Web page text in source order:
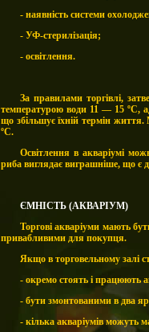
- наявність системи
- УФ-стерилізація;
- освітлення.
За правилами торгівлі,
температурою води 11 — 15 ºС,
що збільшує їхній термін
ºС.
Освітлення в акваріумі
риба виглядає виграшніше, що є
ЄМНІСТЬ (АКВАРІУМ)
Торгові акваріуми мають
привабливими для покупця.
Якщо в торговельному залі
- окремо стоять і працюють
- бути змонтованими в два
- кілька акваріумів можуть